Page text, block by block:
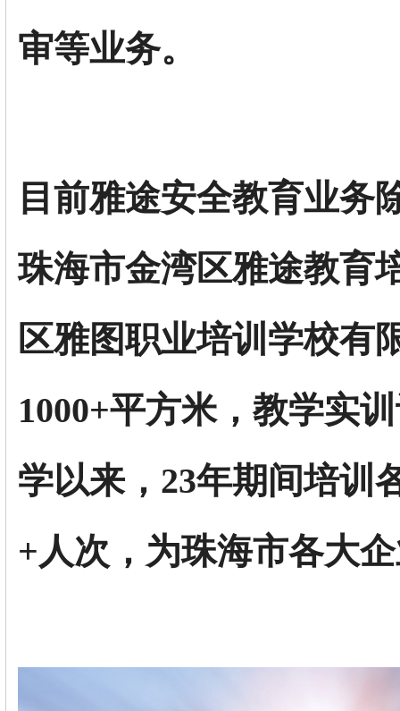
审等业务。
目前雅途安全教育业务
珠海市金湾区雅途教育
区雅图职业培训学校有
1000+平方米，教学实
学以来，23年期间培训
+人次，为珠海市各大